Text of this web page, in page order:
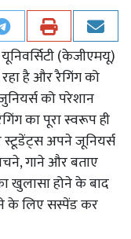
(केजीएमयू)
है और रैगिंग को
को परेशान
का पूरा स्वरूप ही
स्टूडेंट्स अपने जूनियर्स
गाने और बताए
खुलासा होने के बाद
के लिए सस्पेंड कर